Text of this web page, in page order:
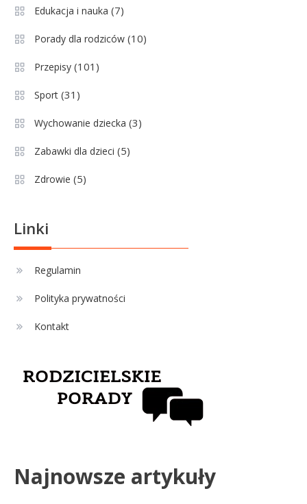
Jak pomóc dziecku przygotować
dobre rozwiązanie dla
maturzysty?
Jagiellonia Białystok rankingi w
4 Sport
strzelców Primera División
Edukacja i nauka (7)
Porady dla rodziców (10)
Przepisy (101)
Sport (31)
Wychowanie dziecka (3)
Zabawki dla dzieci (5)
Zdrowie (5)
Linki
Regulamin
Polityka prywatności
Kontakt
Najnowsze artykuły